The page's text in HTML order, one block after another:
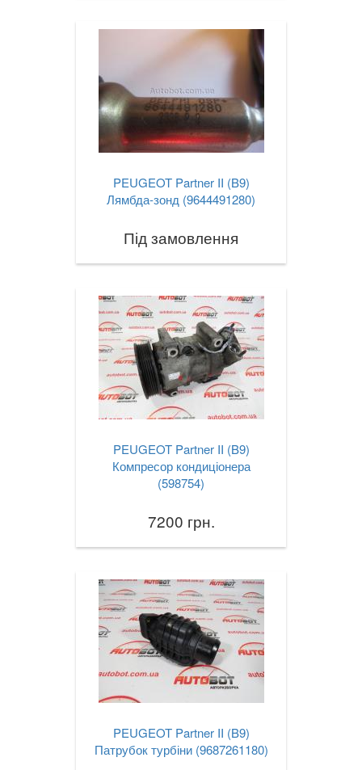
PEUGEOT Partner II (B9)
Лямбда-зонд (9644491280)
Під замовлення
PEUGEOT Partner II (B9)
Компресор кондиціонера
(598754)
7200 грн.
PEUGEOT Partner II (B9)
Патрубок турбіни (9687261180)